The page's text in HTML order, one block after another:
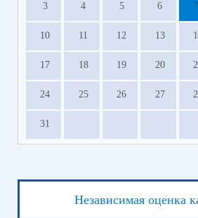
3 4 5 6 7
10 11 12 13
17 18 19 20
24 25 26 27
31
Независимая оценка